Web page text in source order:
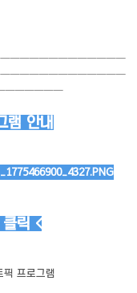
램 안내
릭 <
픽 프로그램